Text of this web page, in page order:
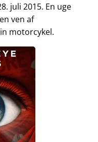
juli 2015. En uge
ven af
motorcykel.